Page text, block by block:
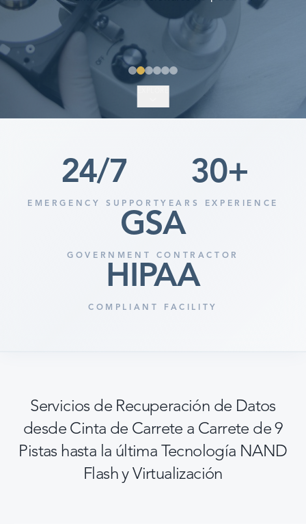
24/7
EMERGENCY SUPPORT
30+
YEARS EXPERIENCE
GSA
GOVERNMENT CONTRACTOR
HIPAA
COMPLIANT FACILITY
Servicios de Recuperación de Datos
desde Cinta de Carrete a Carrete de 9
Pistas hasta la última Tecnología NAND
Flash y Virtualización